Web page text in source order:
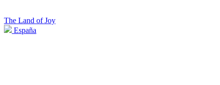
The Land of Joy
España